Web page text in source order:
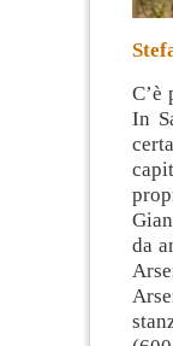
C’è
In
da